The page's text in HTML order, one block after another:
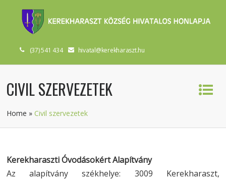
(37) 541 434 hivatal@kerekharaszt.hu
CIVIL SZERVEZETEK
Home » Civil szervezetek
Kerekharaszti Óvodásokért Alapítvány
Az alapítvány székhelye: 3009 Kerekharaszt,